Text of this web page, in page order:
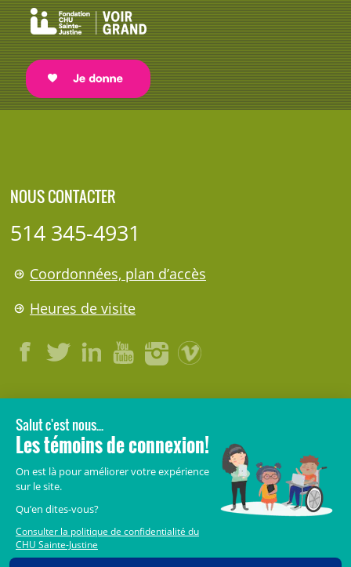
NOUS CONTACTER
514 345-4931
Coordonnées, plan d’accès
Heures de visite
LÉGAL
© 2006-2026CHU Sainte-Justine.
Avis légaux
Crédits